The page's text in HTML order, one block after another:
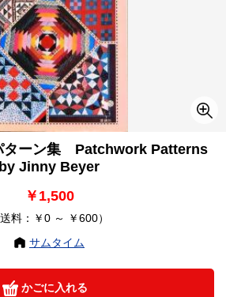
ターン集 Patchwork Patterns
by Jinny Beyer
￥1,500
送料：￥0 ～ ￥600）
サムタイム
かごに入れる